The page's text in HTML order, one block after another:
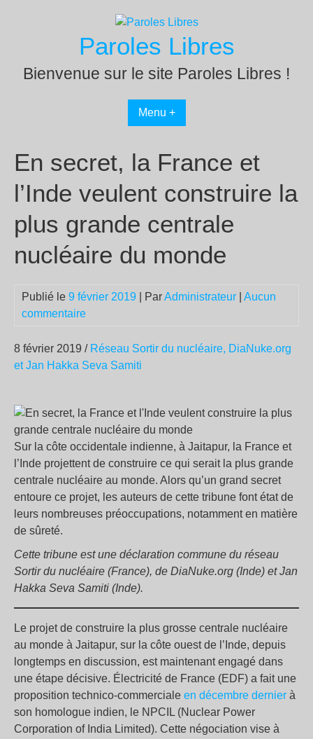
Paroles Libres
Bienvenue sur le site Paroles Libres !
Menu +
En secret, la France et
l’Inde veulent construire la
plus grande centrale
nucléaire du monde
Publié le 9 février 2019 | ParAdministrateur
Aucun
commentaire
8 février 2019 / Réseau Sortir du nucléaire, DiaNuke.org
et Jan Hakka Seva Samiti
Sur la côte occidentale indienne, à Jaitapur, la France et
l’Inde projettent de construire ce qui serait la plus grande
centrale nucléaire au monde. Alors qu’un grand secret
entoure ce projet, les auteurs de cette tribune font état de
leurs nombreuses préoccupations, notamment en matière
de sûreté.
Cette tribune est une déclaration commune du réseau
Sortir du nucléaire (France), de DiaNuke.org (Inde) et Jan
Hakka Seva Samiti (Inde).
Le projet de construire la plus grosse centrale nucléaire
au monde à Jaitapur, sur la côte ouest de l’Inde, depuis
longtemps en discussion, est maintenant engagé dans
une étape décisive. Électricité de France (EDF) a fait une
proposition technico-commerciale en décembre dernier à
son homologue indien, le NPCIL (Nuclear Power
Corporation of India Limited). Cette négociation vise à